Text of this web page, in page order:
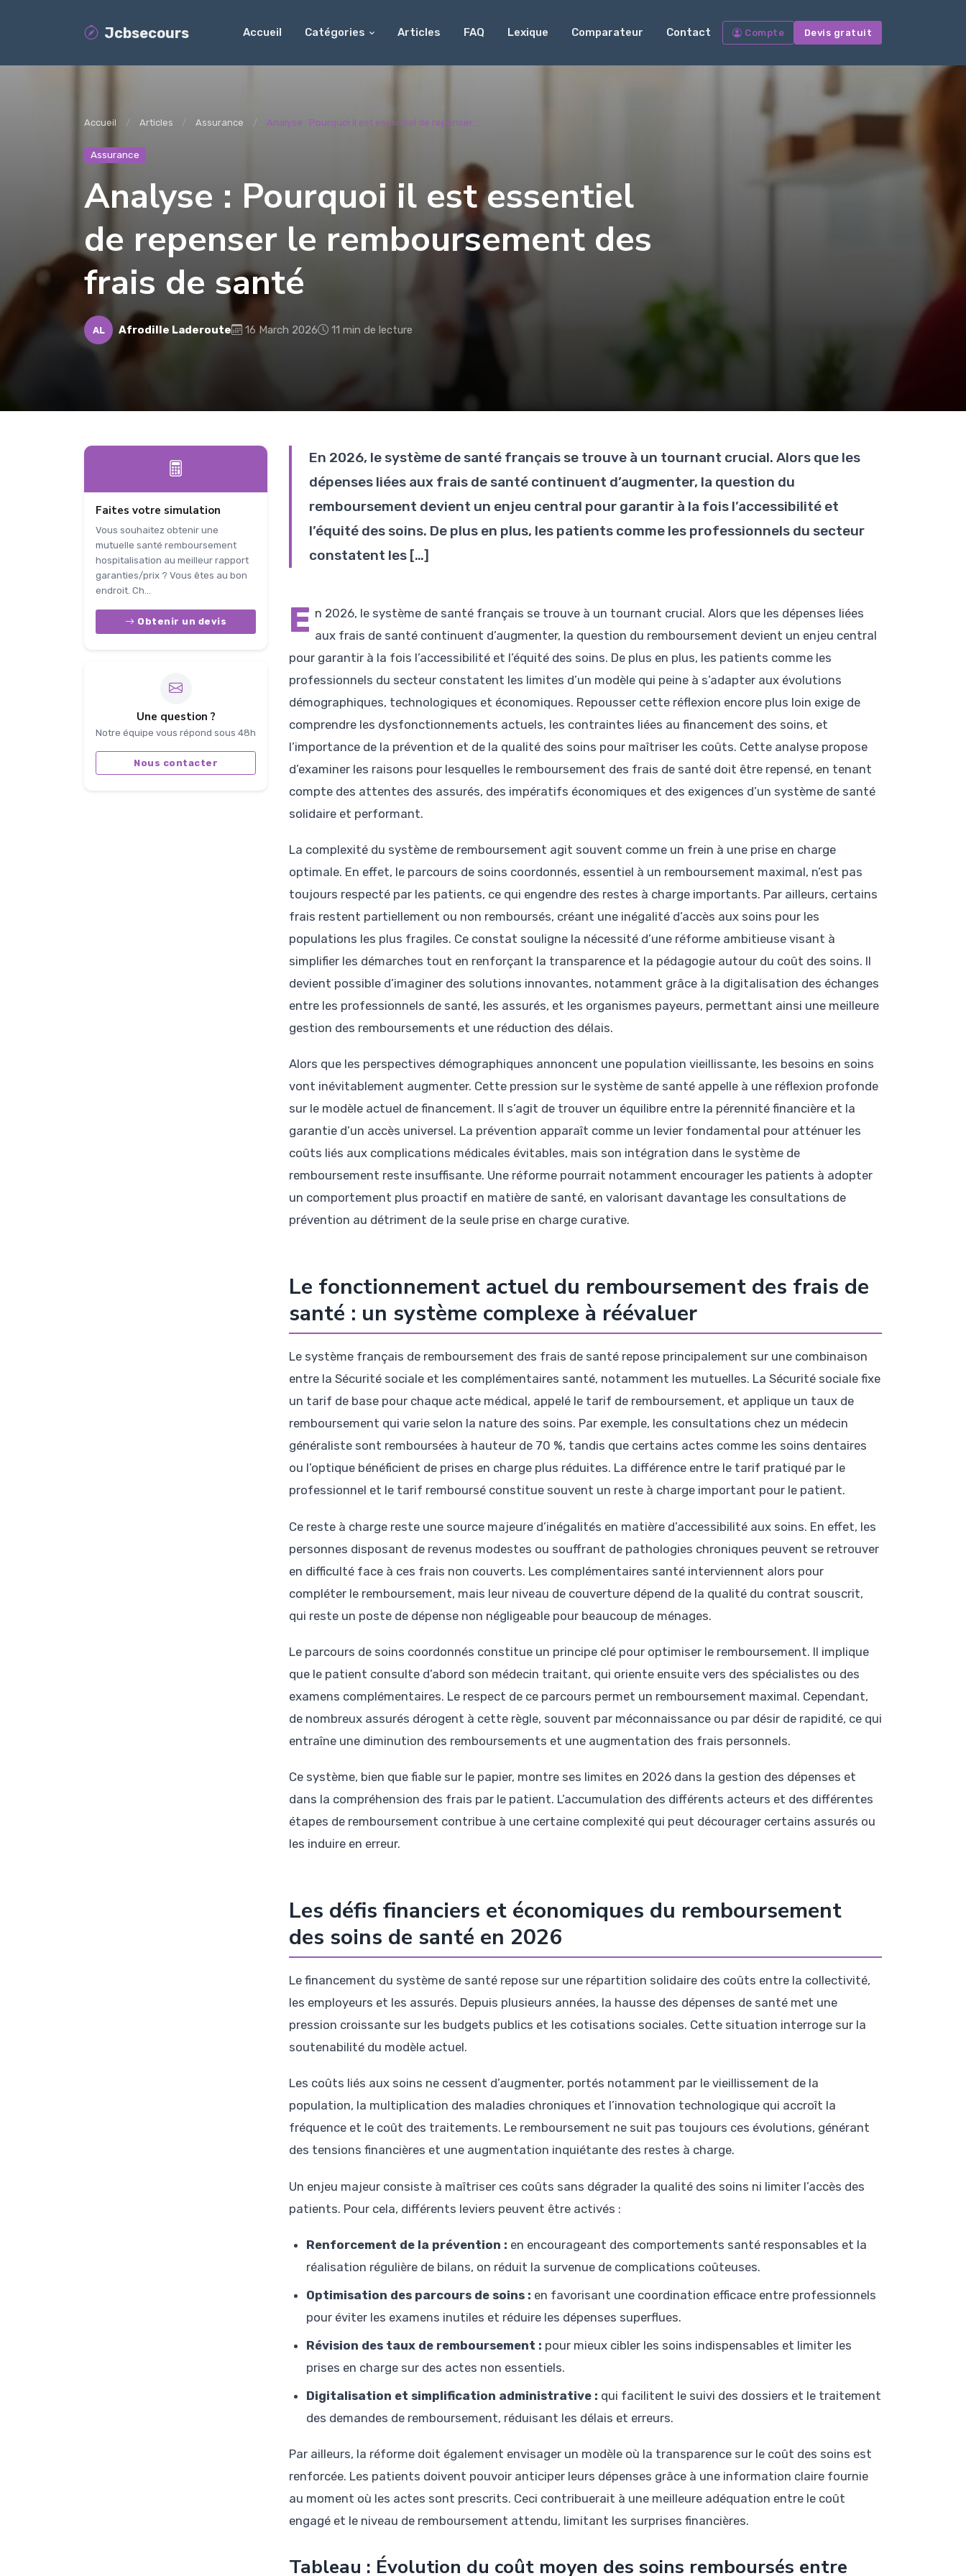
Jcbsecours Accueil Catégories Articles FAQ Lexique Comparateur Contact Compte Devis gratuit
Accueil Articles Assurance Analyse : Pourquoi il est essentiel de repenser...
Assurance
Analyse : Pourquoi il est essentiel
de repenser le remboursement des
frais de santé
AL Afrodille Laderoute 16 March 2026 11 min de lecture
Faites votre simulation
Vous souhaitez obtenir une
mutuelle santé remboursement
hospitalisation au meilleur rapport
garanties/prix ? Vous êtes au bon
endroit. Ch...
Obtenir un devis
Une question ?
Notre équipe vous répond sous 48h
Nous contacter
En 2026, le système de santé français se trouve à un tournant crucial. Alors que les
dépenses liées aux frais de santé continuent d’augmenter, la question du
remboursement devient un enjeu central pour garantir à la fois l’accessibilité et
l’équité des soins. De plus en plus, les patients comme les professionnels du secteur
constatent les […]
E n 2026, le système de santé français se trouve à un tournant crucial. Alors que les dépenses liées
aux frais de santé continuent d’augmenter, la question du remboursement devient un enjeu central
pour garantir à la fois l’accessibilité et l’équité des soins. De plus en plus, les patients comme les
professionnels du secteur constatent les limites d’un modèle qui peine à s’adapter aux évolutions
démographiques, technologiques et économiques. Repousser cette réflexion encore plus loin exige de
comprendre les dysfonctionnements actuels, les contraintes liées au financement des soins, et
l’importance de la prévention et de la qualité des soins pour maîtriser les coûts. Cette analyse propose
d’examiner les raisons pour lesquelles le remboursement des frais de santé doit être repensé, en tenant
compte des attentes des assurés, des impératifs économiques et des exigences d’un système de santé
solidaire et performant.
La complexité du système de remboursement agit souvent comme un frein à une prise en charge
optimale. En effet, le parcours de soins coordonnés, essentiel à un remboursement maximal, n’est pas
toujours respecté par les patients, ce qui engendre des restes à charge importants. Par ailleurs, certains
frais restent partiellement ou non remboursés, créant une inégalité d’accès aux soins pour les
populations les plus fragiles. Ce constat souligne la nécessité d’une réforme ambitieuse visant à
simplifier les démarches tout en renforçant la transparence et la pédagogie autour du coût des soins. Il
devient possible d’imaginer des solutions innovantes, notamment grâce à la digitalisation des échanges
entre les professionnels de santé, les assurés, et les organismes payeurs, permettant ainsi une meilleure
gestion des remboursements et une réduction des délais.
Alors que les perspectives démographiques annoncent une population vieillissante, les besoins en soins
vont inévitablement augmenter. Cette pression sur le système de santé appelle à une réflexion profonde
sur le modèle actuel de financement. Il s’agit de trouver un équilibre entre la pérennité financière et la
garantie d’un accès universel. La prévention apparaît comme un levier fondamental pour atténuer les
coûts liés aux complications médicales évitables, mais son intégration dans le système de
remboursement reste insuffisante. Une réforme pourrait notamment encourager les patients à adopter
un comportement plus proactif en matière de santé, en valorisant davantage les consultations de
prévention au détriment de la seule prise en charge curative.
Le fonctionnement actuel du remboursement des frais de
santé : un système complexe à réévaluer
Le système français de remboursement des frais de santé repose principalement sur une combinaison
entre la Sécurité sociale et les complémentaires santé, notamment les mutuelles. La Sécurité sociale fixe
un tarif de base pour chaque acte médical, appelé le tarif de remboursement, et applique un taux de
remboursement qui varie selon la nature des soins. Par exemple, les consultations chez un médecin
généraliste sont remboursées à hauteur de 70 %, tandis que certains actes comme les soins dentaires
ou l’optique bénéficient de prises en charge plus réduites. La différence entre le tarif pratiqué par le
professionnel et le tarif remboursé constitue souvent un reste à charge important pour le patient.
Ce reste à charge reste une source majeure d’inégalités en matière d’accessibilité aux soins. En effet, les
personnes disposant de revenus modestes ou souffrant de pathologies chroniques peuvent se retrouver
en difficulté face à ces frais non couverts. Les complémentaires santé interviennent alors pour
compléter le remboursement, mais leur niveau de couverture dépend de la qualité du contrat souscrit,
qui reste un poste de dépense non négligeable pour beaucoup de ménages.
Le parcours de soins coordonnés constitue un principe clé pour optimiser le remboursement. Il implique
que le patient consulte d’abord son médecin traitant, qui oriente ensuite vers des spécialistes ou des
examens complémentaires. Le respect de ce parcours permet un remboursement maximal. Cependant,
de nombreux assurés dérogent à cette règle, souvent par méconnaissance ou par désir de rapidité, ce qui
entraîne une diminution des remboursements et une augmentation des frais personnels.
Ce système, bien que fiable sur le papier, montre ses limites en 2026 dans la gestion des dépenses et
dans la compréhension des frais par le patient. L’accumulation des différents acteurs et des différentes
étapes de remboursement contribue à une certaine complexité qui peut décourager certains assurés ou
les induire en erreur.
Les défis financiers et économiques du remboursement
des soins de santé en 2026
Le financement du système de santé repose sur une répartition solidaire des coûts entre la collectivité,
les employeurs et les assurés. Depuis plusieurs années, la hausse des dépenses de santé met une
pression croissante sur les budgets publics et les cotisations sociales. Cette situation interroge sur la
soutenabilité du modèle actuel.
Les coûts liés aux soins ne cessent d’augmenter, portés notamment par le vieillissement de la
population, la multiplication des maladies chroniques et l’innovation technologique qui accroît la
fréquence et le coût des traitements. Le remboursement ne suit pas toujours ces évolutions, générant
des tensions financières et une augmentation inquiétante des restes à charge.
Un enjeu majeur consiste à maîtriser ces coûts sans dégrader la qualité des soins ni limiter l’accès des
patients. Pour cela, différents leviers peuvent être activés :
Renforcement de la prévention : en encourageant des comportements santé responsables et la
réalisation régulière de bilans, on réduit la survenue de complications coûteuses.
Optimisation des parcours de soins : en favorisant une coordination efficace entre professionnels
pour éviter les examens inutiles et réduire les dépenses superflues.
Révision des taux de remboursement : pour mieux cibler les soins indispensables et limiter les
prises en charge sur des actes non essentiels.
Digitalisation et simplification administrative : qui facilitent le suivi des dossiers et le traitement
des demandes de remboursement, réduisant les délais et erreurs.
Par ailleurs, la réforme doit également envisager un modèle où la transparence sur le coût des soins est
renforcée. Les patients doivent pouvoir anticiper leurs dépenses grâce à une information claire fournie
au moment où les actes sont prescrits. Ceci contribuerait à une meilleure adéquation entre le coût
engagé et le niveau de remboursement attendu, limitant les surprises financières.
Tableau : Évolution du coût moyen des soins remboursés entre